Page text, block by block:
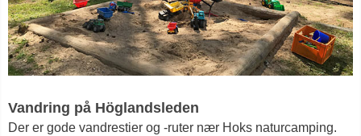
Vandring på Höglandsleden
Der er gode vandrestier og -ruter nær Hoks naturcamping.